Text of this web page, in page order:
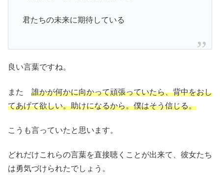
君たちの未来に期待している
良い言葉ですね。
また 誰かが何かに向かって頑張っていたら、背中をおし
てあげて欲しい。助けになるから。僕はそう信じる。
こうも言っていたと思います。
どれだけこれらの言葉を直接聴くことが出来て、彼女たち
は勇気づけられたでしょう。